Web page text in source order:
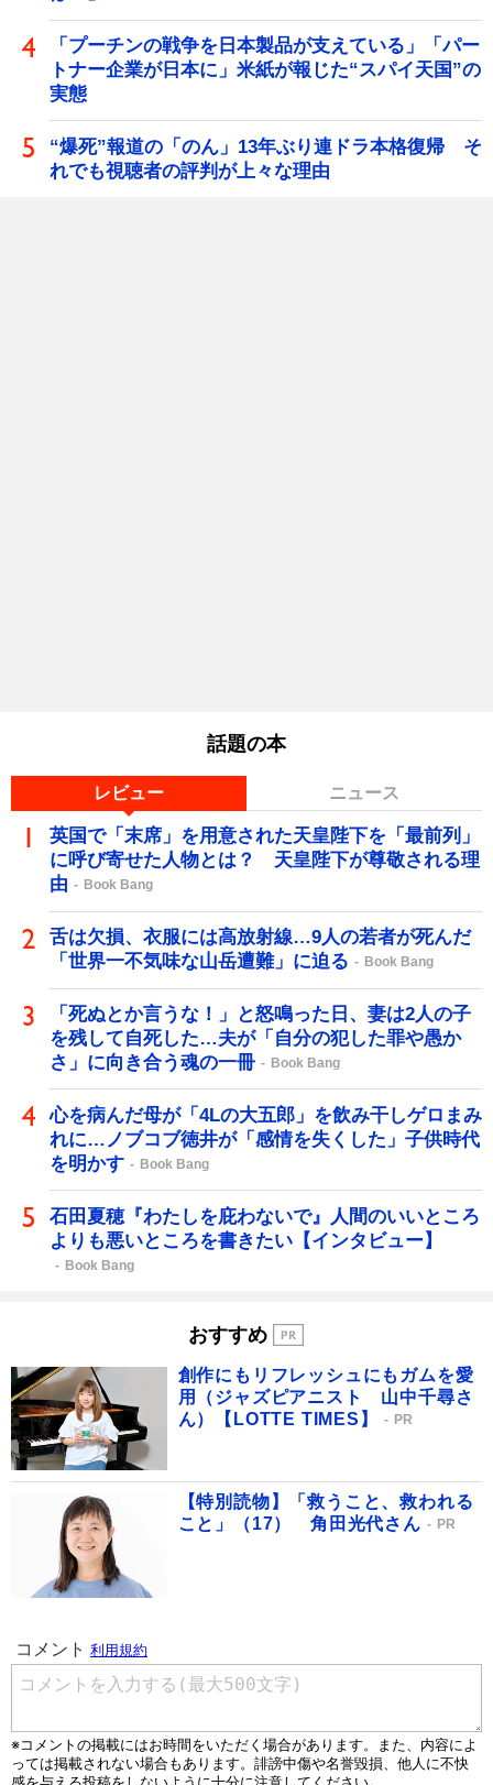
「プーチンの戦争を日本製品が支えている」「パー
トナー企業が日本に」米紙が報じた“スパイ天国”の
実態
“爆死”報道の「のん」13年ぶり連ドラ本格復帰 そ
れでも視聴者の評判が上々な理由
話題の本
レビュー ニュース
英国で「末席」を用意された天皇陛下を「最前列」
に呼び寄せた人物とは？ 天皇陛下が尊敬される理
由
Book Bang
舌は欠損、衣服には高放射線…9人の若者が死んだ
「世界一不気味な山岳遭難」に迫る
Book Bang
「死ぬとか言うな！」と怒鳴った日、妻は2人の子
を残して自死した…夫が「自分の犯した罪や愚か
さ」に向き合う魂の一冊
Book Bang
心を病んだ母が「4Lの大五郎」を飲み干しゲロまみ
れに…ノブコブ徳井が「感情を失くした」子供時代
を明かす
Book Bang
石田夏穂『わたしを庇わないで』人間のいいところ
よりも悪いところを書きたい【インタビュー】
Book Bang
おすすめ
創作にもリフレッシュにもガムを愛
用（ジャズピアニスト 山中千尋さ
ん）【LOTTE TIMES】
PR
【特別読物】「救うこと、救われる
こと」（17） 角田光代さん
PR